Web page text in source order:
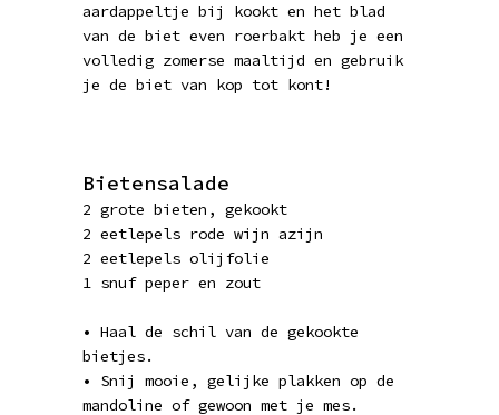
aardappeltje bij kookt en het blad
van de biet even roerbakt heb je een
volledig zomerse maaltijd en gebruik
je de biet van kop tot kont!
Bietensalade
2 grote bieten, gekookt
2 eetlepels rode wijn azijn
2 eetlepels olijfolie
1 snuf peper en zout
• Haal de schil van de gekookte
bietjes.
• Snij mooie, gelijke plakken op de
mandoline of gewoon met je mes.